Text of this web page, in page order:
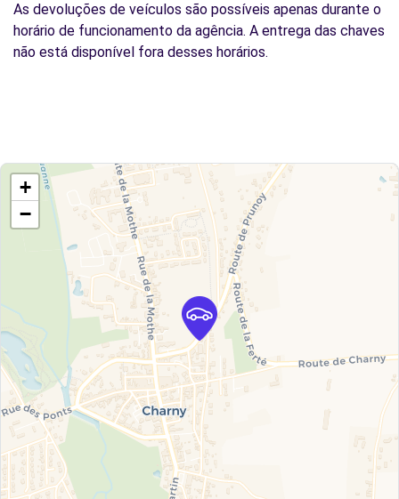
As devoluções de veículos são possíveis apenas durante o
horário de funcionamento da agência. A entrega das chaves
não está disponível fora desses horários.
+
−